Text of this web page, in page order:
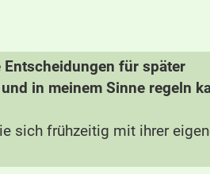
Entscheidungen für später
in meinem Sinne regeln
sich frühzeitig mit ihrer